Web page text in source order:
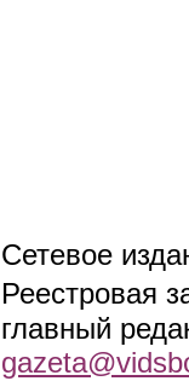
Сетевое
Реестровая
главный